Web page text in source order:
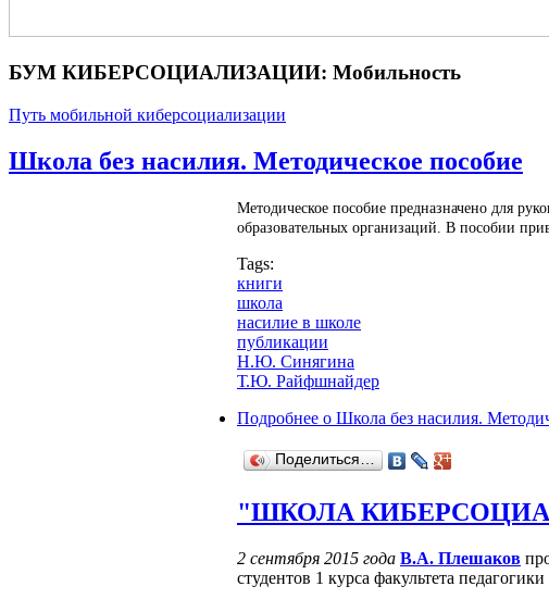
БУМ КИБЕРСОЦИАЛИЗАЦИИ: Мобильность
Путь мобильной киберсоциализации
Школа без насилия. Методическое пособие
Методическое пособие предназначено для
образовательных организаций. В пособии
Tags:
книги
школа
насилие в школе
публикации
Н.Ю. Синягина
Т.Ю. Райфшнайдер
Подробнее о Школа без насилия.
Поделиться…
"ШКОЛА
2 сентября 2015 года В.А. Плешаков
студентов 1 курса факультета